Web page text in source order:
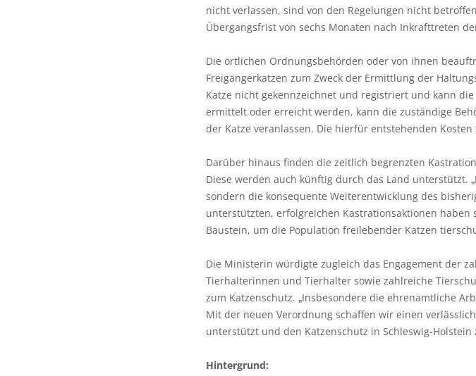
nicht verlassen, sind von den Regelungen nicht
Übergangsfrist von sechs Monaten nach Inkrafttreten
Die örtlichen Ordnungsbehörden oder von ihnen
Freigängerkatzen zum Zweck der Ermittlung der
Katze nicht gekennzeichnet und registriert und kann
ermittelt oder erreicht werden, kann die zuständige
der Katze veranlassen. Die hierfür entstehenden
Darüber hinaus finden die zeitlich begrenzten
Diese werden auch künftig durch das Land unterstützt.„
sondern die konsequente Weiterentwicklung des
unterstützten, erfolgreichen Kastrationsaktionen
Baustein, um die Population freilebender Katzen
Die Ministerin würdigte zugleich das Engagement der
Tierhalterinnen und Tierhalter sowie zahlreiche
zum Katzenschutz.„Insbesondere die ehrenamtliche
Mit der neuen Verordnung schaffen wir einen
unterstützt und den Katzenschutz in Schleswig-
Hintergrund: